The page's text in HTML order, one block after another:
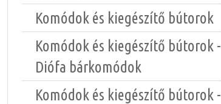
Komódok és kiegészítő bútorok
Komódok és kiegészítő bútorok -
Diófa bárkomódok
Komódok és kiegészítő bútorok -